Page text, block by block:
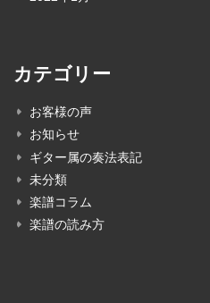
カテゴリー
お客様の声
お知らせ
ギター属の奏法表記
未分類
楽譜コラム
楽譜の読み方